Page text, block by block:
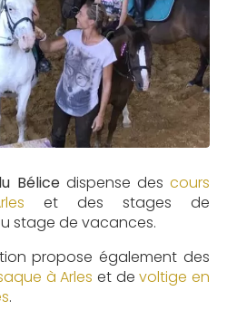
Bélicedispense des cours
et des stages de
stage de vacances.
propose également des
àArles et devoltige en
.